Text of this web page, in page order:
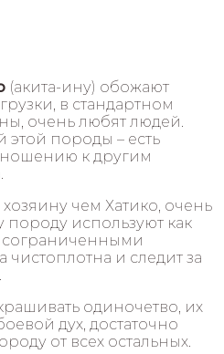
(акита-ину) обожают
в стандартном
очень любят людей.
этой породы – есть
к другим
чем Хатико, очень
породу используют как
чистоплотна и следит за
одиночетво, их
дух, достаточно
от всех остальных.